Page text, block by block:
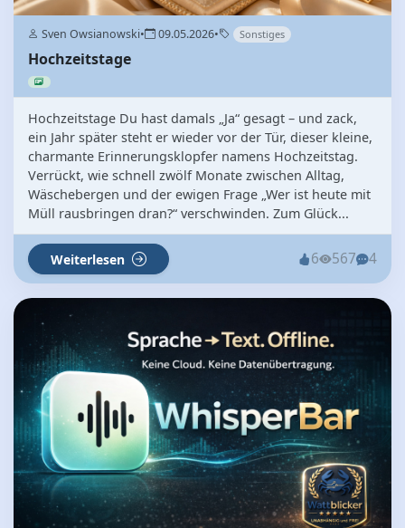
Sven Owsianowski• 09.05.2026• Sonstiges
Hochzeitstage
Hochzeitstage Du hast damals „Ja“ gesagt – und zack,
ein Jahr später steht er wieder vor der Tür, dieser kleine,
charmante Erinnerungsklopfer namens Hochzeitstag.
Verrückt, wie schnell zwölf Monate zwischen Alltag,
Wäschebergen und der ewigen Frage „Wer ist heute mit
Müll rausbringen dran?“ verschwinden. Zum Glück...
Weiterlesen 6 567 4